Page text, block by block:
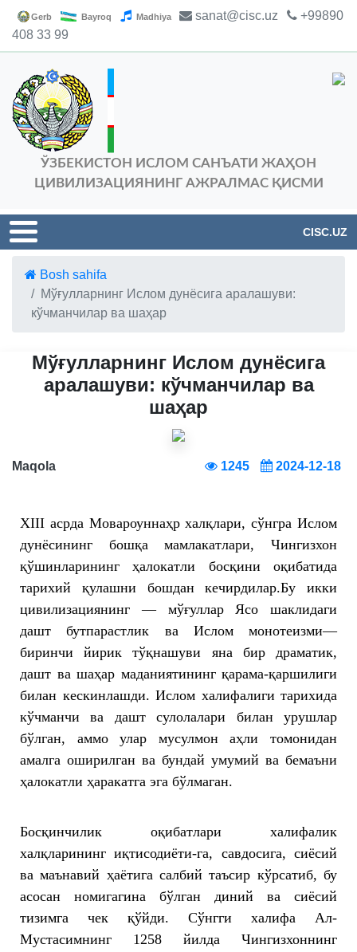
Gerb Bayroq Madhiya sanat@cisc.uz
+99890
408 33 99
ЎЗБЕКИСТОН ИСЛОМ САНЪАТИ ЖАҲОН
ЦИВИЛИЗАЦИЯНИНГ АЖРАЛМАС ҚИСМИ
CISC.UZ
Bosh sahifa
Мўғулларнинг Ислом дунёсига аралашуви:
кўчманчилар ва шаҳар
Мўғулларнинг Ислом дунёсига
аралашуви: кўчманчилар ва
шаҳар
Maqola 1245 2024-12-18
XIII асрда Мовароуннаҳр халқлари, сўнгра Ислом
дунёсининг бошқа мамлакатлари, Чингизхон
қўшинларининг ҳалокатли босқини оқибатида
тарихий қулашни бошдан кечирдилар.Бу икки
цивилизациянинг — мўғуллар Ясо шаклидаги
дашт бутпарастлик ва Ислом монотеизми—
биринчи йирик тўқнашуви яна бир драматик,
дашт ва шаҳар маданиятининг қарама-қаршилиги
билан кескинлашди. Ислом халифалиги тарихида
кўчманчи ва дашт сулолалари билан урушлар
бўлган, аммо улар мусулмон аҳли томонидан
амалга оширилган ва бундай умумий ва бемаъни
ҳалокатли ҳаракатга эга бўлмаган.
Босқинчилик оқибатлари халифалик
халқларининг иқтисодиёти-га, савдосига, сиёсий
ва маънавий ҳаётига салбий таъсир кўрсатиб, бу
асосан номигагина бўлган диний ва сиёсий
тизимга чек қўйди. Сўнгги халифа Ал-
Мустасимнинг 1258 йилда Чингизхоннинг